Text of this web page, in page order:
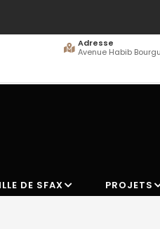
Adresse
Avenue Habib
DE SFAX PROJETS